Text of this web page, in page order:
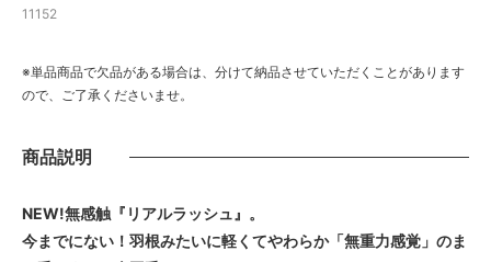
11152
※単品商品で欠品がある場合は、分けて納品させていただくことがあります
ので、ご了承くださいませ。
商品説明
NEW!無感触『リアルラッシュ』。
今までにない！羽根みたいに軽くてやわらか「無重力感覚」のま